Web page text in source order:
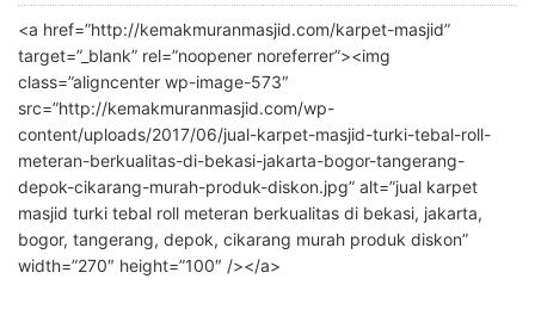
l
r
n
a
t
i
v
<a href=”http://kemakmuranmasjid.com/karpet-masjid”
target=”_blank” rel=”noopener noreferrer”><img
class=”aligncenter wp-image-573″
src=”http://kemakmuranmasjid.com/wp-
content/uploads/2017/06/jual-karpet-masjid-turki-tebal-roll-
meteran-berkualitas-di-bekasi-jakarta-bogor-tangerang-
depok-cikarang-murah-produk-diskon.jpg” alt=”jual karpet
masjid turki tebal roll meteran berkualitas di bekasi, jakarta,
bogor, tangerang, depok, cikarang murah produk diskon”
width=”270″ height=”100″ /></a>